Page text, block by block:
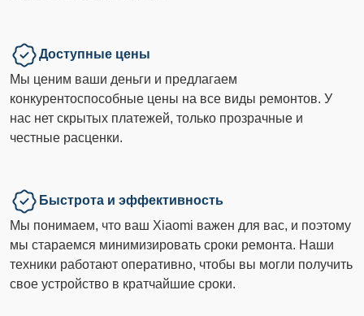
Доступные цены
Мы ценим ваши деньги и предлагаем
конкурентоспособные цены на все виды ремонтов. У
нас нет скрытых платежей, только прозрачные и
честные расценки.
Быстрота и эффективность
Мы понимаем, что ваш Xiaomi важен для вас, и поэтому
мы стараемся минимизировать сроки ремонта. Наши
техники работают оперативно, чтобы вы могли получить
свое устройство в кратчайшие сроки.